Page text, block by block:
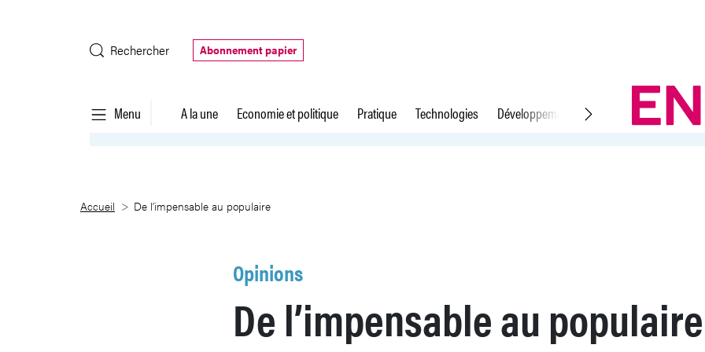
Rechercher
Abonnement papier
Menu A la une Economie et politique Pratique Technologies Développement durable Droit du travail
De l’impensable au populaire
Accueil De l’impensable au populaire
Opinions
De l’impensable au populaire